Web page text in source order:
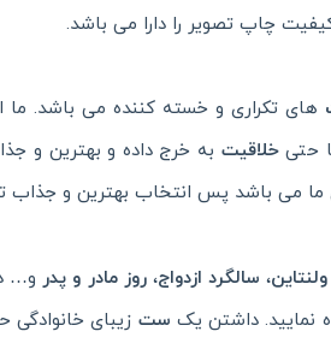
چاپ تصویر را دارا می باشد.
های تکراری و خسته کننده می باشد. ما
حتیخلاقیت به خرج داده و بهترین و
ما می باشد پس انتخاب بهترین و
ولنتاین، سالگرد ازدواج،روز مادر و پدرو…
نمایید. داشتن یک ست زیبای